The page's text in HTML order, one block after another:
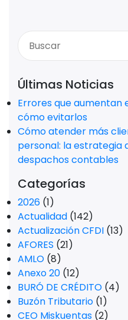
Últimas Noticias
Errores que aumentan
cómo evitarlos
Cómo atender más
personal: la estrategia
despachos contables
Categorías
2026 (1)
Actualidad (142)
Actualización CFDI (13)
AFORES (21)
AMLO (8)
Anexo 20 (12)
BURÓ DE CRÉDITO (4)
Buzón Tributario (1)
CEO Miskuentas (2)